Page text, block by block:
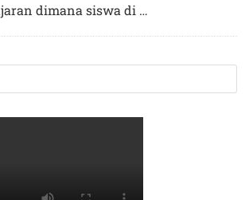
dimana siswa di …